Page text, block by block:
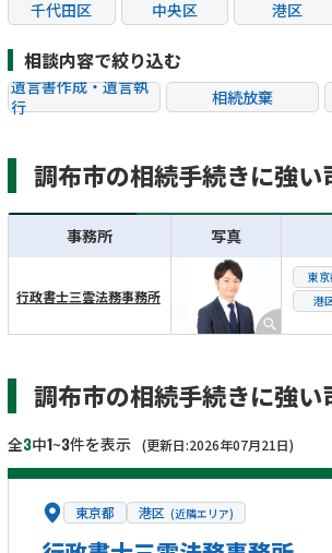
千代田区 中央区 港区
杉並区
豊島区 北区
葛飾区
江戸川区 八王子市
狛江市
東大和市 清瀬市
相談内容で絞り込む
遺言書作成・遺言執
行
相続放棄
贈与税
生前対策
調布市の相続手続きに強
横スクロール可能
事務所 写真
行政書士三雲法務事務所
東
港
調布市の相続手続きに強
全3中1~3件を表示 (更新日:2026年07月21日)
東京都 港区 (近隣エリア)